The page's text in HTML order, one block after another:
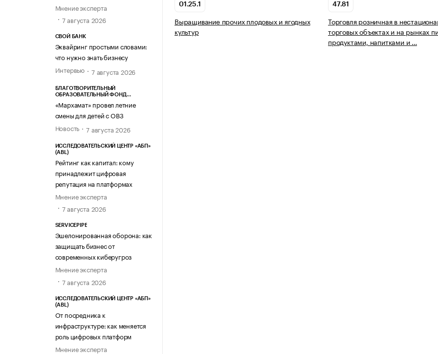
Мнение эксперта
7 августа 2026
СВОЙ БАНК
Эквайринг простыми словами:
что нужно знать бизнесу
Интервью
7 августа 2026
БЛАГОТВОРИТЕЛЬНЫЙ
ОБРАЗОВАТЕЛЬНЫЙ ФОНД
«Мархамат» провел летние
смены для детей с ОВЗ
Новость
7 августа 2026
ИССЛЕДОВАТЕЛЬСКИЙ ЦЕНТР «АБП»
(ABL)
Рейтинг как капитал: кому
принадлежит цифровая
репутация на платформах
Мнение эксперта
7 августа 2026
SERVICEPIPE
Эшелонированная оборона: как
защищать бизнес от
современных киберугроз
Мнение эксперта
7 августа 2026
ИССЛЕДОВАТЕЛЬСКИЙ ЦЕНТР «АБП»
(ABL)
От посредника к
инфраструктуре: как меняется
роль цифровых платформ
Мнение эксперта
01.25.1
Выращивание прочих плодовых и ягодных
культур
47.81
Торговля розничная в
торговых объектах и на рынках
продуктами, напитками и …